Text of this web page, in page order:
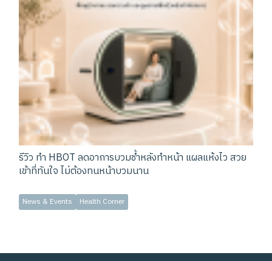
รีวิว ทำ HBOT ลดอาการบวมช้ำหลังทำหน้า แผลแห้งไว สวย
เข้าที่ทันใจ ไม่ต้องทนหน้าบวมนาน
News & Events Health Corner